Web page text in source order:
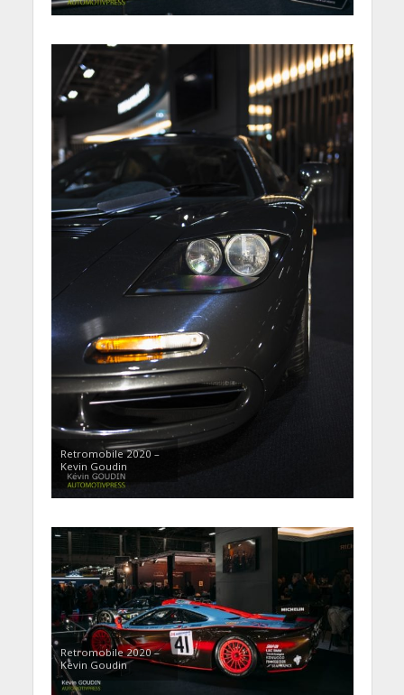
Retromobile 2020 –
Kevin Goudin
Retromobile 2020 –
Kevin Goudin